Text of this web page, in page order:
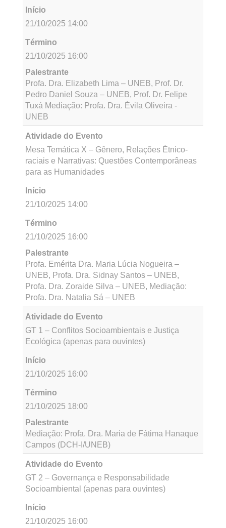
Souza - UNEB
Atividade do Evento
Mesa Temática VIII: Territórios, Economia
Popular e Solidária e Sustentabilidade
Início
21/10/2025 14:00
Término
21/10/2025 16:00
Palestrante
Xavier Veciana – Donut Brasil, Profa. Dra.
Francisca de Paula – UNEB, Profa. Dra. Sônia
Tomasoni – UNEB, Mediação: Profa. Me. Zilda
Narrativas Indígenas
Início
21/10/2025 14:00
Término
21/10/2025 16:00
Palestrante
Profa. Dra. Elizabeth Lima – UNEB, Prof. Dr.
Pedro Daniel Souza – UNEB, Prof. Dr. Felipe
Tuxá Mediação: Profa. Dra. Évila Oliveira -
raciais e Narrativas: Questões Contemporâneas
para as Humanidades
Início
21/10/2025 14:00
Término
21/10/2025 16:00
Palestrante
UNEB, Profa. Dra. Sidnay Santos – UNEB,
Profa. Dra. Zoraide Silva – UNEB, Mediação: